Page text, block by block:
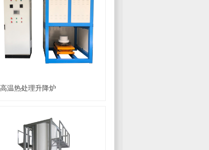
高温热处理升降炉